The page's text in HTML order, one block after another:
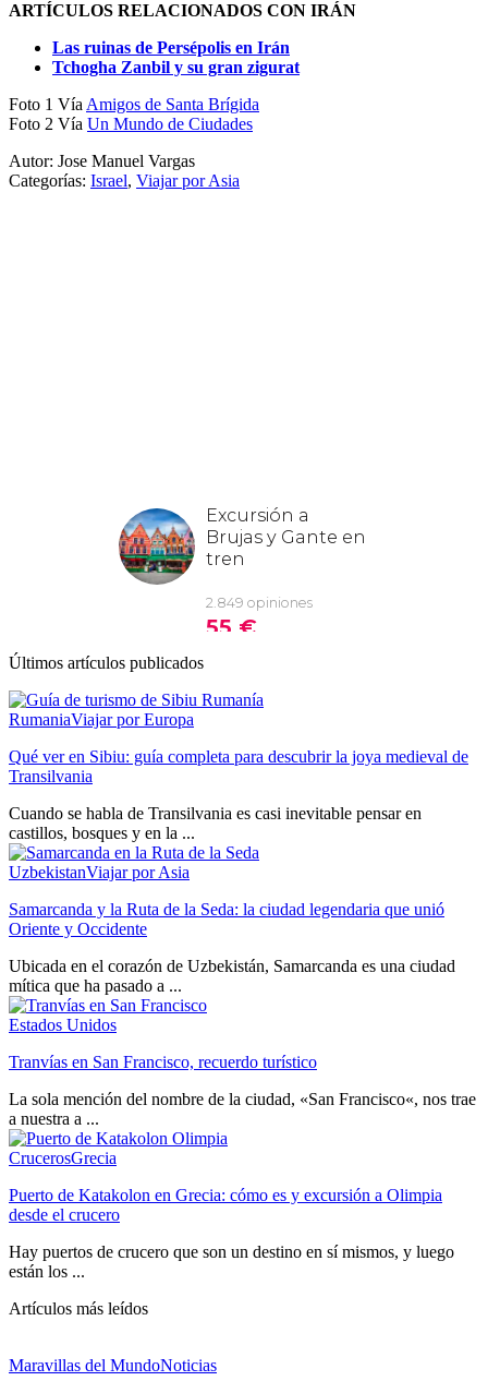
ARTÍCULOS RELACIONADOS CON IRÁN
Las ruinas de Persépolis en Irán
Tchogha Zanbil y su gran zigurat
Foto 1 Vía Amigos de Santa Brígida
Foto 2 Vía Un Mundo de Ciudades
Autor: Jose Manuel Vargas
Categorías: Israel, Viajar por Asia
Últimos artículos publicados
RumaniaViajar por Europa
Qué ver en Sibiu: guía completa para descubrir la joya medieval de
Transilvania
Cuando se habla de Transilvania es casi inevitable pensar en
castillos, bosques y en la ...
UzbekistanViajar por Asia
Samarcanda y la Ruta de la Seda: la ciudad legendaria que unió
Oriente y Occidente
Ubicada en el corazón de Uzbekistán, Samarcanda es una ciudad
mítica que ha pasado a ...
Estados Unidos
Tranvías en San Francisco, recuerdo turístico
La sola mención del nombre de la ciudad, «San Francisco«, nos trae
a nuestra a ...
CrucerosGrecia
Puerto de Katakolon en Grecia: cómo es y excursión a Olimpia
desde el crucero
Hay puertos de crucero que son un destino en sí mismos, y luego
están los ...
Artículos más leídos
Maravillas del MundoNoticias